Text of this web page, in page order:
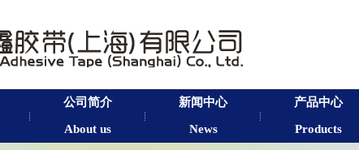
公司简介
About us
新闻中心
News
产品中心
Products